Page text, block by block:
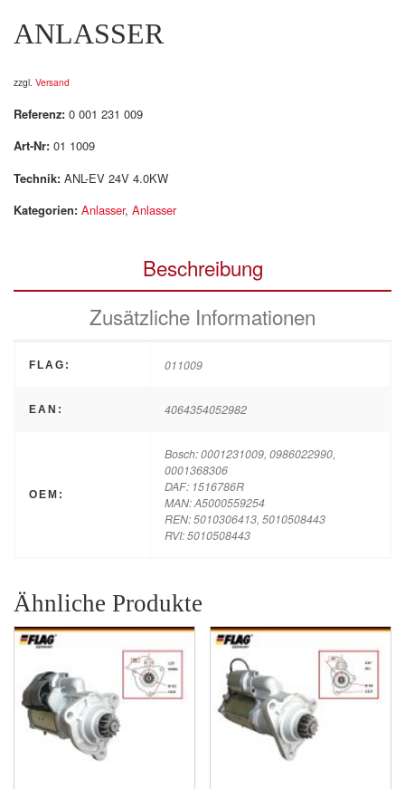
ANLASSER
zzgl. Versand
Referenz: 0 001 231 009
Art-Nr: 01 1009
Technik: ANL-EV 24V 4.0KW
Kategorien: Anlasser, Anlasser
Beschreibung
Zusätzliche Informationen
FLAG: 011009
EAN: 4064354052982
OEM:
Bosch: 0001231009, 0986022990,
0001368306
DAF: 1516786R
MAN: A5000559254
REN: 5010306413, 5010508443
RVI: 5010508443
Ähnliche Produkte